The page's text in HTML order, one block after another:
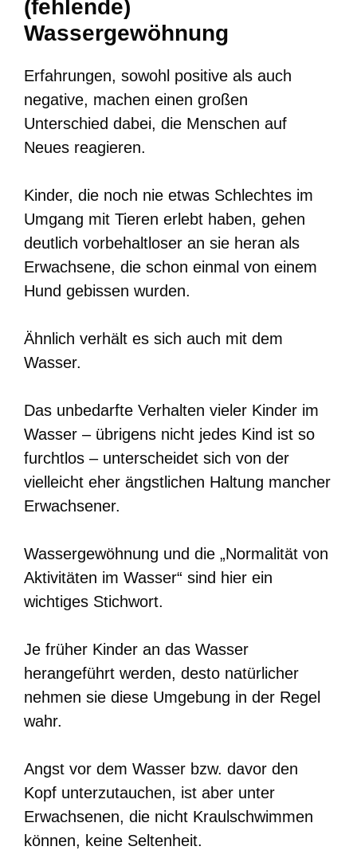
(fehlende)
Wassergewöhnung
Erfahrungen, sowohl positive als auch
negative, machen einen großen
Unterschied dabei, die Menschen auf
Neues reagieren.
Kinder, die noch nie etwas Schlechtes im
Umgang mit Tieren erlebt haben, gehen
deutlich vorbehaltloser an sie heran als
Erwachsene, die schon einmal von einem
Hund gebissen wurden.
Ähnlich verhält es sich auch mit dem
Wasser.
Das unbedarfte Verhalten vieler Kinder im
Wasser – übrigens nicht jedes Kind ist so
furchtlos – unterscheidet sich von der
vielleicht eher ängstlichen Haltung mancher
Erwachsener.
Wassergewöhnung und die „Normalität von
Aktivitäten im Wasser“ sind hier ein
wichtiges Stichwort.
Je früher Kinder an das Wasser
herangeführt werden, desto natürlicher
nehmen sie diese Umgebung in der Regel
wahr.
Angst vor dem Wasser bzw. davor den
Kopf unterzutauchen, ist aber unter
Erwachsenen, die nicht Kraulschwimmen
können, keine Seltenheit.